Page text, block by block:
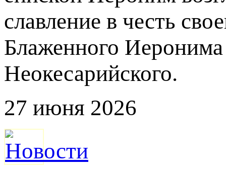
славление в честь
Блаженного
Неокесарийского.
27 июня 2026